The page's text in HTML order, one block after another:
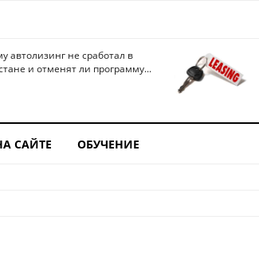
автолизинг не сработал в
и отменят ли программу...
САЙТЕ ОБУЧЕНИЕ